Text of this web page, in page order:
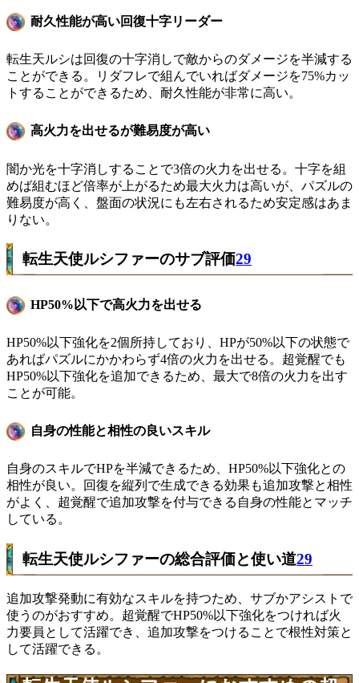
耐久性能が高い回復十字リーダー
転生天ルシは回復の十字消しで敵からのダメージを半減する
ことができる。リダフレで組んでいればダメージを75%カッ
トすることができるため、耐久性能が非常に高い。
高火力を出せるが難易度が高い
闇か光を十字消しすることで3倍の火力を出せる。十字を組
めば組むほど倍率が上がるため最大火力は高いが、パズルの
難易度が高く、盤面の状況にも左右されるため安定感はあま
りない。
転生天使ルシファーのサブ評価29
HP50%以下で高火力を出せる
HP50%以下強化を2個所持しており、HPが50%以下の状態で
あればパズルにかかわらず4倍の火力を出せる。超覚醒でも
HP50%以下強化を追加できるため、最大で8倍の火力を出す
ことが可能。
自身の性能と相性の良いスキル
自身のスキルでHPを半減できるため、HP50%以下強化との
相性が良い。回復を縦列で生成できる効果も追加攻撃と相性
がよく、超覚醒で追加攻撃を付与できる自身の性能とマッチ
している。
転生天使ルシファーの総合評価と使い道29
追加攻撃発動に有効なスキルを持つため、サブかアシストで
使うのがおすすめ。超覚醒でHP50%以下強化をつければ火
力要員として活躍でき、追加攻撃をつけることで根性対策と
して活躍できる。